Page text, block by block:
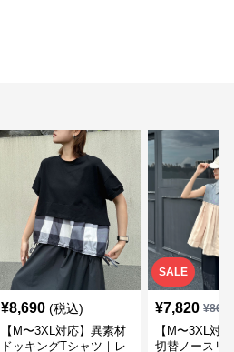
¥8,690 (税込)
【M〜3XL対応】異素材
ドッキングTシャツ｜レ
SALE
¥7,820 ¥
【M〜3XL対
切替ノースリ